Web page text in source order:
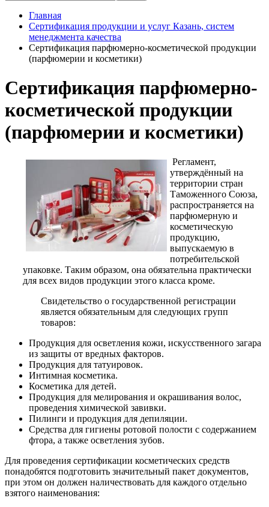
Главная
Сертификация продукции и услуг Казань, систем
менеджмента качества
Сертификация парфюмерно-косметической продукции
(парфюмерии и косметики)
Сертификация парфюмерно-
косметической продукции
(парфюмерии и косметики)
Регламент,
утверждённый на
территории стран
Таможенного Союза,
распространяется на
парфюмерную и
косметическую
продукцию,
выпускаемую в
потребительской
упаковке. Таким образом, она обязательна практически
для всех видов продукции этого класса кроме.
Свидетельство о государственной регистрации
является обязательным для следующих групп
товаров:
Продукция для осветления кожи, искусственного загара
из защиты от вредных факторов.
Продукция для татуировок.
Интимная косметика.
Косметика для детей.
Продукция для мелирования и окрашивания волос,
проведения химической завивки.
Пилинги и продукция для депиляции.
Средства для гигиены ротовой полости с содержанием
фтора, а также осветления зубов.
Для проведения сертификации косметических средств
понадобятся подготовить значительный пакет документов,
при этом он должен наличествовать для каждого отдельно
взятого наименования: